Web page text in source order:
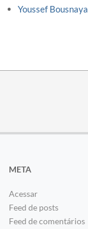
Youssef Bousnaya
META
Acessar
Feed de posts
Feed de comentários